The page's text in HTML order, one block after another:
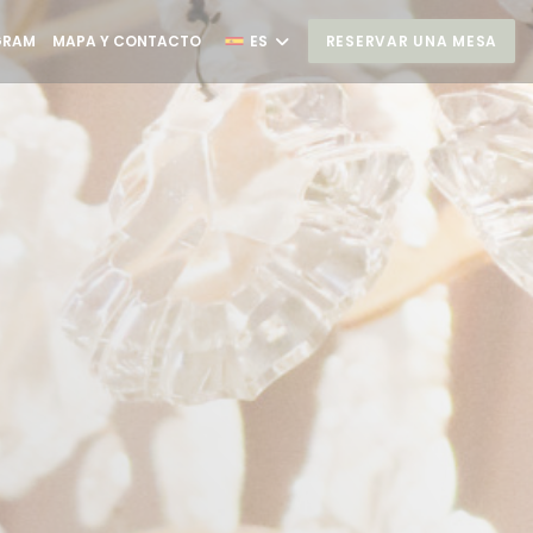
UNA NUEVA VENTANA))
((ABRE EN UNA NUEVA VENTANA))
MAPA Y CONTACTO ES RESERVAR UNA MESA